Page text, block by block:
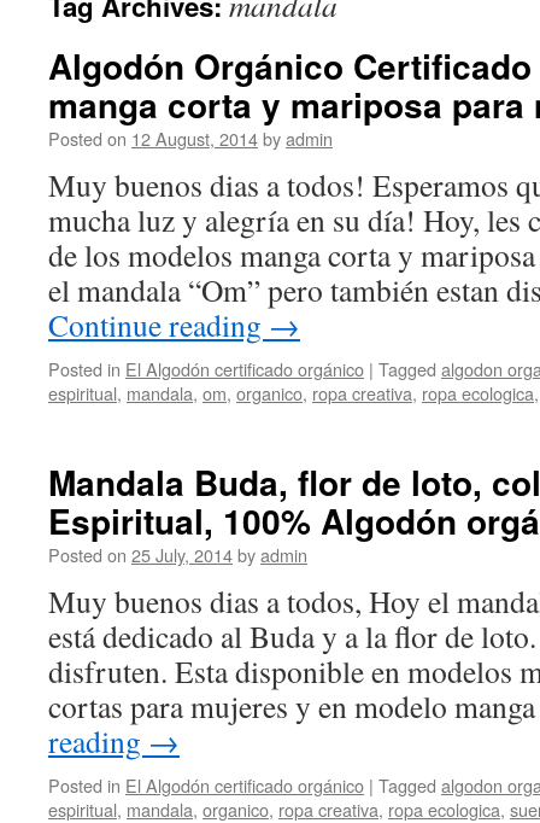
Algodón Orgánico
manga corta y mariposa para
Posted on 12 August, 2014byadmin
Muy buenos dias a todos! Esperamos
mucha luz y alegría en su día! Hoy, les
de los modelos manga corta y
el mandala “Om” pero también estan
Continue reading →
Posted in El Algodón certificado orgánico | Tagged algodon
espiritual, mandala, om, organico, ropa creativa, ropa ecologica
Mandala Buda, flor de loto,
Espiritual, 100% Algodón
Posted on 25 July, 2014byadmin
Muy buenos dias a todos, Hoy el
está dedicado al Buda y a la flor de
disfruten. Esta disponible en modelos
cortas para mujeres y en modelo
reading →
Posted in El Algodón certificado orgánico | Tagged algodon
espiritual, mandala, organico, ropa creativa, ropa ecologica,